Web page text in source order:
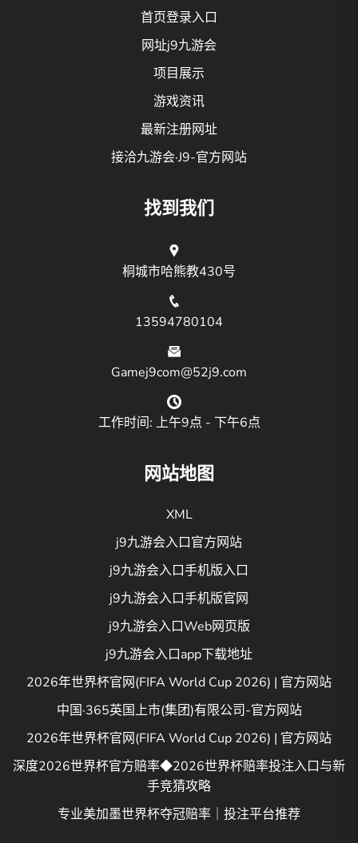
首页登录入口
网址j9九游会
项目展示
游戏资讯
最新注册网址
接洽九游会·J9-官方网站
找到我们
桐城市哈熊教430号
13594780104
Gamej9com@52j9.com
工作时间: 上午9点 - 下午6点
网站地图
XML
j9九游会入口官方网站
j9九游会入口手机版入口
j9九游会入口手机版官网
j9九游会入口Web网页版
j9九游会入口app下载地址
2026年世界杯官网(FIFA World Cup 2026) | 官方网站
中国·365英国上市(集团)有限公司-官方网站
2026年世界杯官网(FIFA World Cup 2026) | 官方网站
深度2026世界杯官方赔率◆2026世界杯赔率投注入口与新
手竞猜攻略
专业美加墨世界杯夺冠赔率｜投注平台推荐